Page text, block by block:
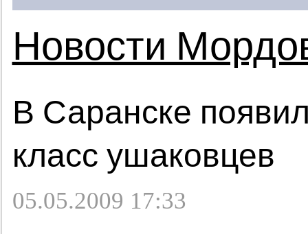
Новости
В Саранске
класс ушаковцев
05.05.2009 17:33